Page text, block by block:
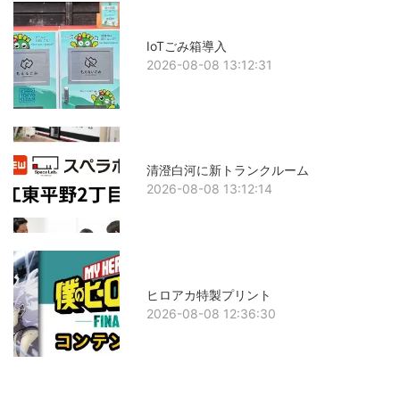
IoTごみ箱導入
2026-08-08 13:12:31
清澄白河に新トランクルーム
2026-08-08 13:12:14
ヒロアカ特製プリント
2026-08-08 12:36:30